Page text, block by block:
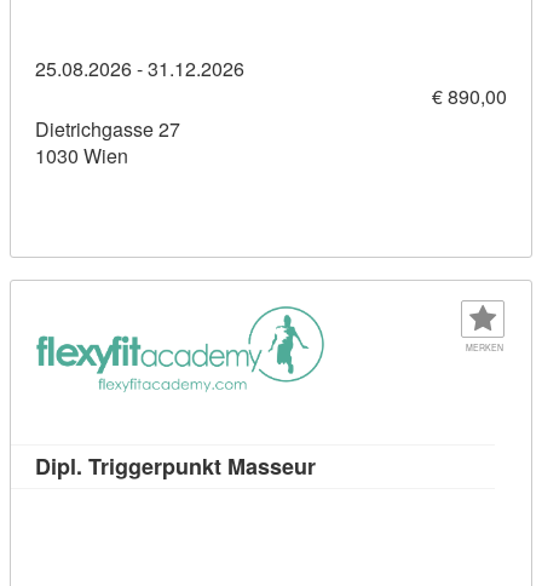
25.08.2026 - 31.12.2026
€ 890,00
Dietrichgasse 27
1030 Wien
MERKEN
Dipl. Triggerpunkt MasseurKursdetail: Dipl.